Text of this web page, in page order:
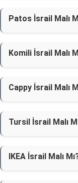
Patos İsrail Malı
Komili İsrail Malı
Cappy İsrail Malı
Tursil İsrail Malı
IKEA İsrail Malı